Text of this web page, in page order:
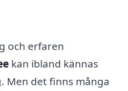
och erfaren
kan ibland kännas
Men det finns många